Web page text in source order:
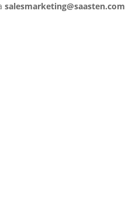
salesmarketing@saasten.com